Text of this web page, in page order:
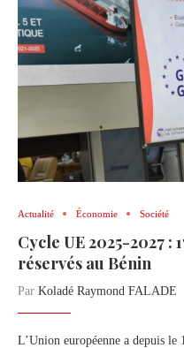
Actualité Économie Société
Cycle UE 2025-2027 :
réservés au Bénin
Par Koladé Raymond FALADE
L’Union européenne a depuis le